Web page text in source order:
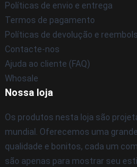
Políticas de envio e entrega
Termos de pagamento
Políticas de devolução e
Contacte-nos
Ajuda ao cliente (FAQ)
Whosale
Nossa loja
Os produtos nesta loja são
mundial. Oferecemos uma
qualidade e bonitos, cada um
são apenas para mostrar seu